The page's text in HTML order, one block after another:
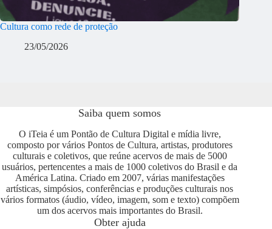
Cultura como rede de proteção
23/05/2026
Saiba quem somos
O iTeia é um Pontão de Cultura Digital e mídia livre,
composto por vários Pontos de Cultura, artistas, produtores
culturais e coletivos, que reúne acervos de mais de 5000
usuários, pertencentes a mais de 1000 coletivos do Brasil e da
América Latina. Criado em 2007, várias manifestações
artísticas, simpósios, conferências e produções culturais nos
vários formatos (áudio, vídeo, imagem, som e texto) compõem
um dos acervos mais importantes do Brasil.
Obter ajuda